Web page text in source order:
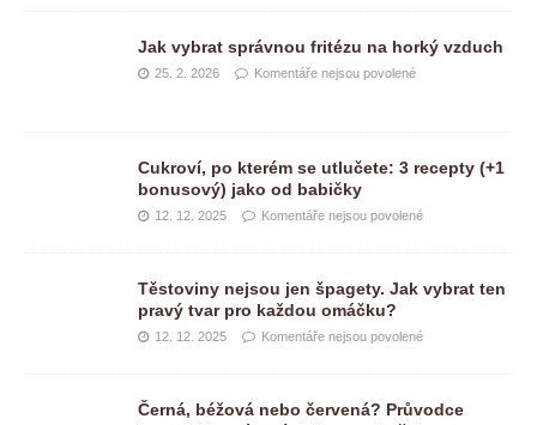
Jak vybrat správnou fritézu na horký vzduch
25. 2. 2026 Komentáře nejsou povolené
Cukroví, po kterém se utlučete: 3 recepty (+1
bonusový) jako od babičky
12. 12. 2025 Komentáře nejsou povolené
Těstoviny nejsou jen špagety. Jak vybrat ten
pravý tvar pro každou omáčku?
12. 12. 2025 Komentáře nejsou povolené
Černá, béžová nebo červená? Průvodce